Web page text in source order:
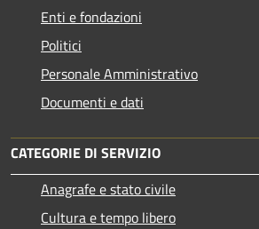
Enti e fondazioni
Politici
Personale Amministrativo
Documenti e dati
CATEGORIE DI SERVIZIO
Anagrafe e stato civile
Cultura e tempo libero